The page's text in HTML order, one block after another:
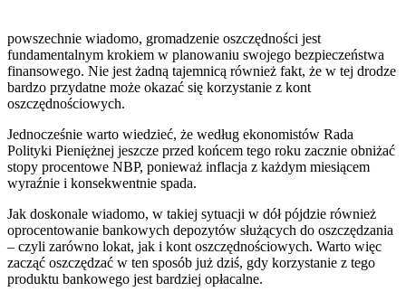
powszechnie wiadomo, gromadzenie oszczędności jest
fundamentalnym krokiem w planowaniu swojego bezpieczeństwa
finansowego. Nie jest żadną tajemnicą również fakt, że w tej drodze
bardzo przydatne może okazać się korzystanie z kont
oszczędnościowych.
Jednocześnie warto wiedzieć, że według ekonomistów Rada
Polityki Pieniężnej jeszcze przed końcem tego roku zacznie obniżać
stopy procentowe NBP, ponieważ inflacja z każdym miesiącem
wyraźnie i konsekwentnie spada.
Jak doskonale wiadomo, w takiej sytuacji w dół pójdzie również
oprocentowanie bankowych depozytów służących do oszczędzania
– czyli zarówno lokat, jak i kont oszczędnościowych. Warto więc
zacząć oszczędzać w ten sposób już dziś, gdy korzystanie z tego
produktu bankowego jest bardziej opłacalne.